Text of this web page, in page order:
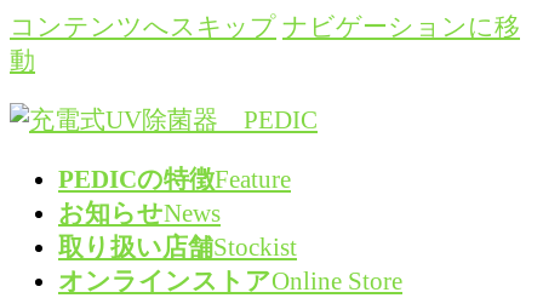
コンテンツへスキップ ナビゲーションに移
動
PEDICの特徴Feature
お知らせNews
取り扱い店舗Stockist
オンラインストアOnline Store